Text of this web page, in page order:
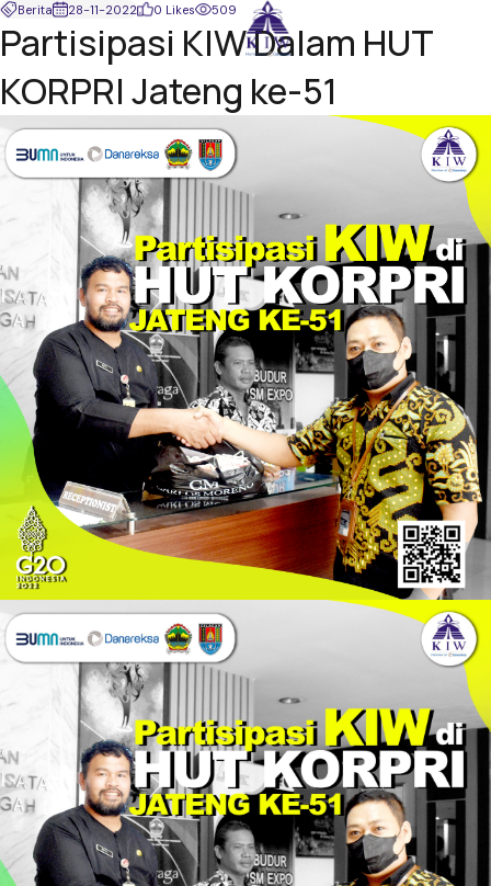
Berita 28-11-2022 0 Likes 509
Partisipasi KIW Dalam HUT
KORPRI Jateng ke-51